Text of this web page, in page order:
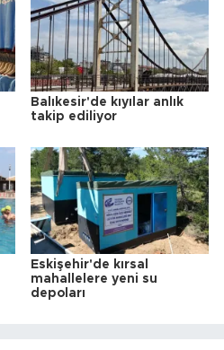
Balıkesir'de kıyılar anlık
takip ediliyor
Eskişehir'de kırsal
mahallelere yeni su
depoları